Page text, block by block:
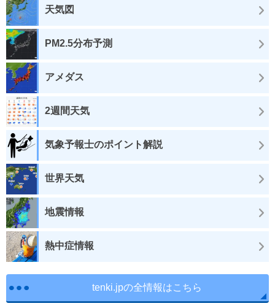
天気図
PM2.5分布予測
アメダス
2週間天気
気象予報士のポイント解説
世界天気
地震情報
熱中症情報
tenki.jpの全情報はこちら